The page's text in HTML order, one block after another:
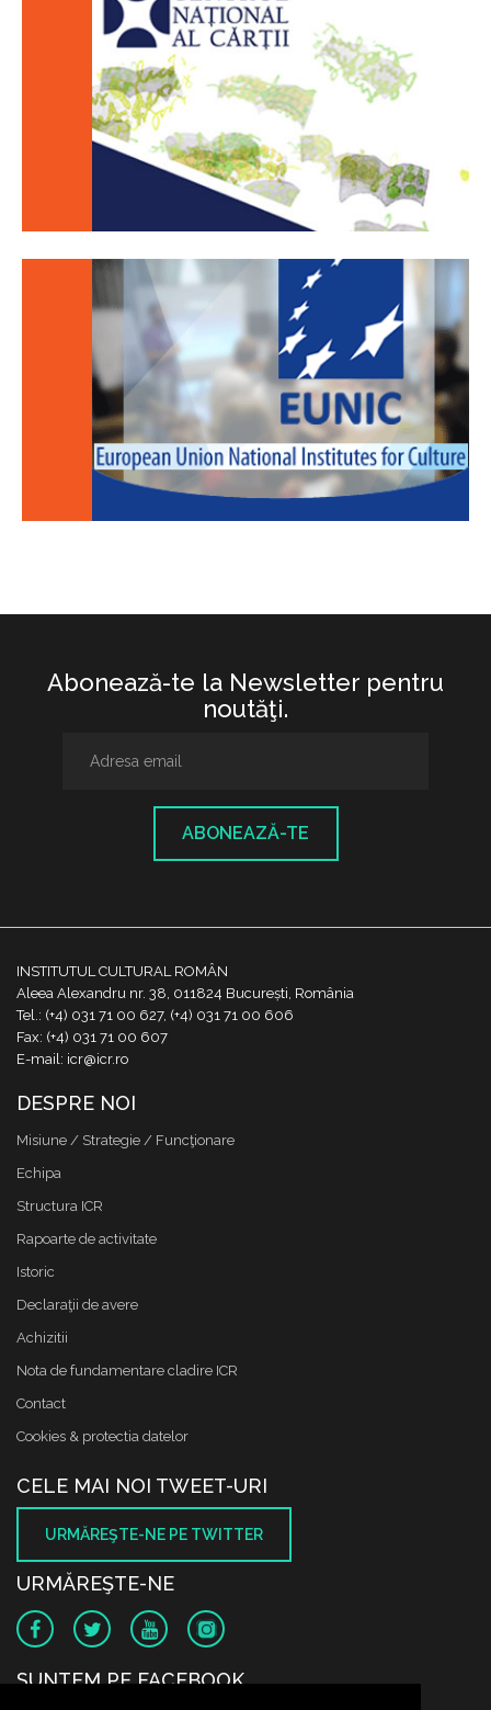
Abonează-te la Newsletter pentru
noutăţi.
ABONEAZĂ-TE
INSTITUTUL CULTURAL ROMÂN
Aleea Alexandru nr. 38, 011824 București, România
Tel.: (+4) 031 71 00 627, (+4) 031 71 00 606
Fax: (+4) 031 71 00 607
E-mail: icr@icr.ro
DESPRE NOI
Misiune / Strategie / Funcţionare
Echipa
Structura ICR
Rapoarte de activitate
Istoric
Declaraţii de avere
Achizitii
Nota de fundamentare cladire ICR
Contact
Cookies & protectia datelor
CELE MAI NOI TWEET-URI
URMĂREŞTE-NE PE TWITTER
URMĂREŞTE-NE
SUNTEM PE FACEBOOK